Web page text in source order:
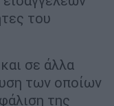
σε άλλα
των οποίων
της
ταχύτητας